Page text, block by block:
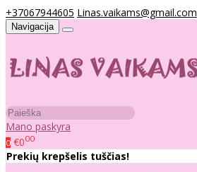
+37067944605 Linas.vaikams@gmail.com
Navigacija
Mano paskyra
0 €000
Prekių krepšelis tuščias!